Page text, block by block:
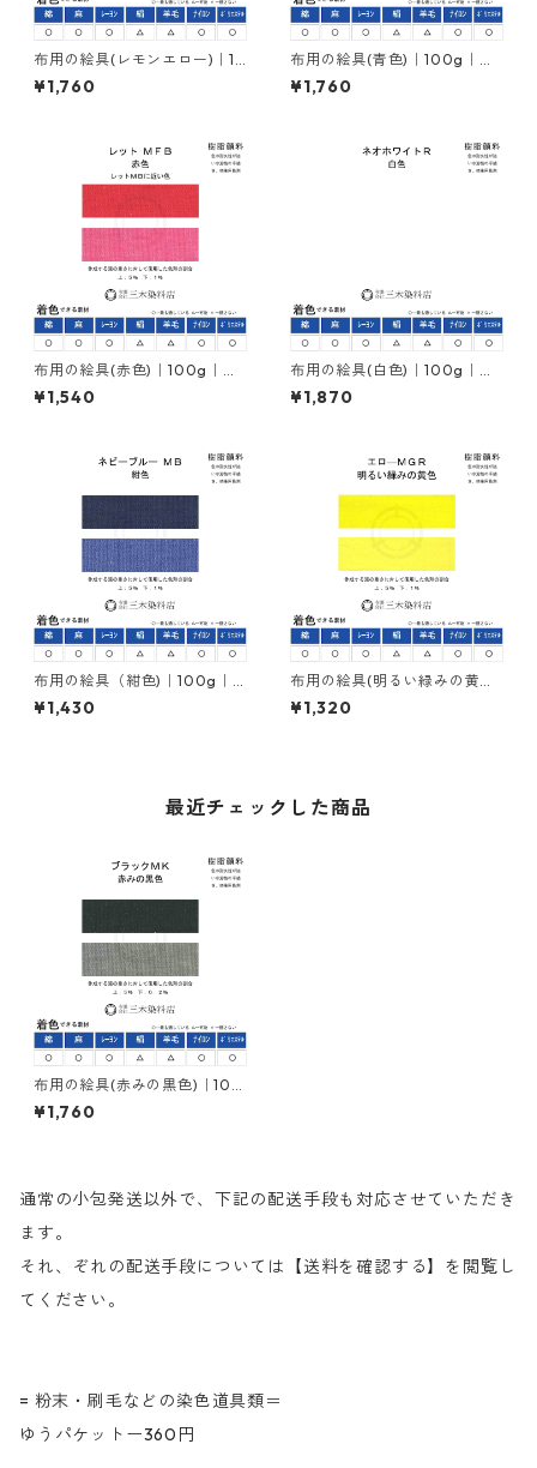
布用の絵具(レモンエロー)｜10
0g｜ネオカラーエローＭ３Ｇ
｜樹脂顔料(ピグメントレジン
¥1,760
布用の絵具(青色)｜100g｜ネ
オカラーブルーＭＢ｜樹脂顔
料(ピグメントレジンカラー)
¥1,760
布用の絵具(赤色)｜100g｜ネ
オカラーレットＭＦＢ｜樹脂
顔料(ピグメントレジンカラー)
¥1,540
布用の絵具(白色)｜100g｜ネ
オホワイトＲ｜樹脂顔料(ピグ
メントレジンカラー)
¥1,870
布用の絵具（紺色)｜100g｜
ネオカラーネビーブルーＭＢ
｜樹脂顔料（ピグメントレジ
¥1,430
布用の絵具(明るい緑みの黄色)
｜100g｜ネオカラーエローＭ
ＧＲ｜樹脂顔料(ピグメントレ
¥1,320
最近チェックした商品
布用の絵具(赤みの黒色)｜100
g｜ネオカラーブラックＭＫ｜
樹脂顔料(ピグメントレジンカ
¥1,760
通常の小包発送以外で、下記の配送手段も対応させていただき
ます。
それ、ぞれの配送手段については【送料を確認する】を閲覧し
てください。
= 粉末・刷毛などの染色道具類＝
ゆうパケットー360円